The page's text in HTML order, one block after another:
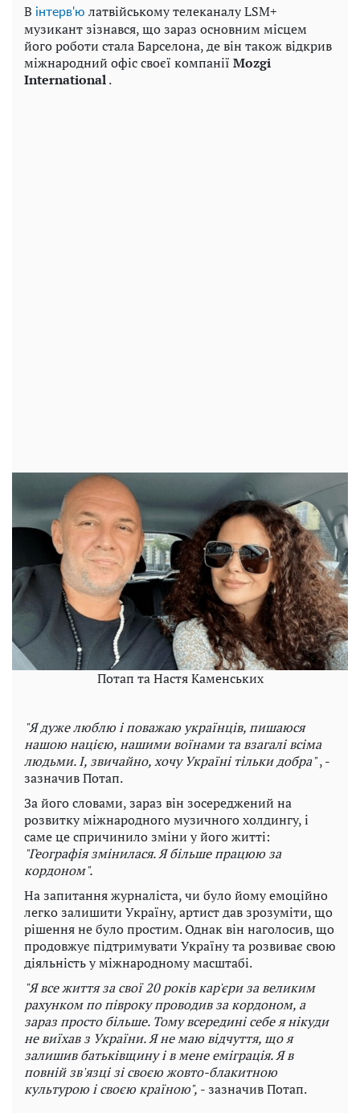
В інтерв'ю латвійському телеканалу LSM+
музикант зізнався, що зараз основним місцем
його роботи стала Барселона, де він також відкрив
міжнародний офіс своєї компанії Mozgi
International.
Потап та Настя Каменських
"Я дуже люблю і поважаю українців, пишаюся
нашою нацією, нашими воїнами та взагалі всіма
людьми. І, звичайно, хочу Україні тільки добра", -
зазначив Потап.
За його словами, зараз він зосереджений на
розвитку міжнародного музичного холдингу, і
саме це спричинило зміни у його житті:
"Географія змінилася. Я більше працюю за
кордоном".
На запитання журналіста, чи було йому емоційно
легко залишити Україну, артист дав зрозуміти, що
рішення не було простим. Однак він наголосив, що
продовжує підтримувати Україну та розвиває свою
діяльність у міжнародному масштабі.
"Я все життя за свої 20 років кар'єри за великим
рахунком по півроку проводив за кордоном, а
зараз просто більше. Тому всередині себе я нікуди
не виїхав з України. Я не маю відчуття, що я
залишив батьківщину і в мене еміграція. Я в
повній зв'язці зі своєю жовто-блакитною
культурою і своєю країною", - зазначив Потап.